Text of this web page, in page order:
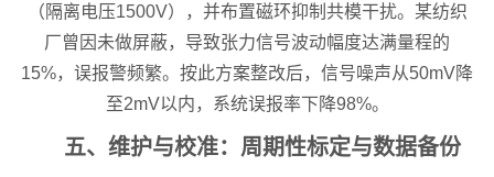
（隔离电压1500V），并布置磁环抑制共模干扰。某纺织
厂曾因未做屏蔽，导致张力信号波动幅度达满量程的
15%，误报警频繁。按此方案整改后，信号噪声从50mV降
至2mV以内，系统误报率下降98%。
五、维护与校准：周期性标定与数据备份